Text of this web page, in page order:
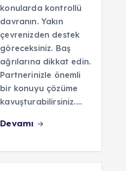
konularda kontrollü
davranın. Yakın
çevrenizden destek
göreceksiniz. Baş
ağrılarına dikkat edin.
Partnerinizle önemli
bir konuyu çözüme
kavuşturabilirsiniz.…
Devamı